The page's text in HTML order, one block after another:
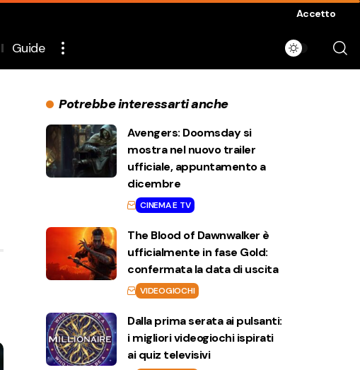
Accetto
Guide
Potrebbe interessarti anche
Avengers: Doomsday si
mostra nel nuovo trailer
ufficiale, appuntamento a
dicembre
CINEMA E TV
The Blood of Dawnwalker è
ufficialmente in fase Gold:
confermata la data di uscita
VIDEOGIOCHI
Dalla prima serata ai pulsanti:
i migliori videogiochi ispirati
ai quiz televisivi